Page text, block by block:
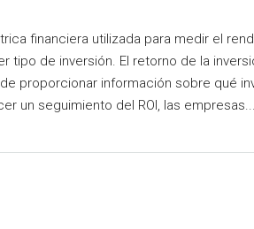
financiera utilizada para medir el
tipo de inversión. El retorno de la
proporcionar información sobre qué
un seguimiento del ROI, las empresas...